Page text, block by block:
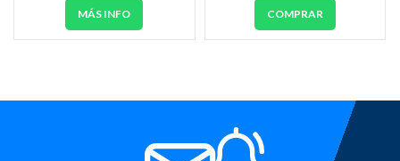
MÁS INFO COMPRAR